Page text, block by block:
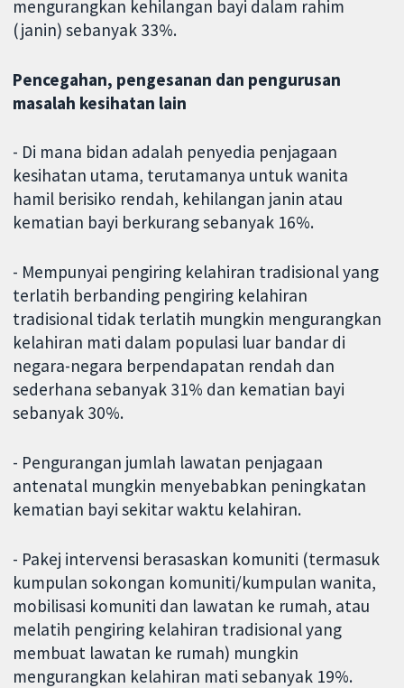
mengurangkan kehilangan bayi dalam rahim
(janin) sebanyak 33%.
Pencegahan, pengesanan dan pengurusan
masalah kesihatan lain
- Di mana bidan adalah penyedia penjagaan
kesihatan utama, terutamanya untuk wanita
hamil berisiko rendah, kehilangan janin atau
kematian bayi berkurang sebanyak 16%.
- Mempunyai pengiring kelahiran tradisional yang
terlatih berbanding pengiring kelahiran
tradisional tidak terlatih mungkin mengurangkan
kelahiran mati dalam populasi luar bandar di
negara-negara berpendapatan rendah dan
sederhana sebanyak 31% dan kematian bayi
sebanyak 30%.
- Pengurangan jumlah lawatan penjagaan
antenatal mungkin menyebabkan peningkatan
kematian bayi sekitar waktu kelahiran.
- Pakej intervensi berasaskan komuniti (termasuk
kumpulan sokongan komuniti/kumpulan wanita,
mobilisasi komuniti dan lawatan ke rumah, atau
melatih pengiring kelahiran tradisional yang
membuat lawatan ke rumah) mungkin
mengurangkan kelahiran mati sebanyak 19%.